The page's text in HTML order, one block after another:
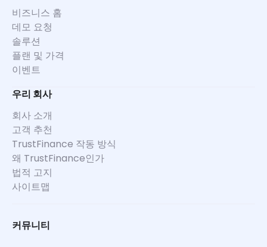
비즈니스 홈
데모 요청
솔루션
플랜 및 가격
이벤트
우리 회사
회사 소개
고객 추천
TrustFinance 작동 방식
왜 TrustFinance인가
법적 고지
사이트맵
커뮤니티